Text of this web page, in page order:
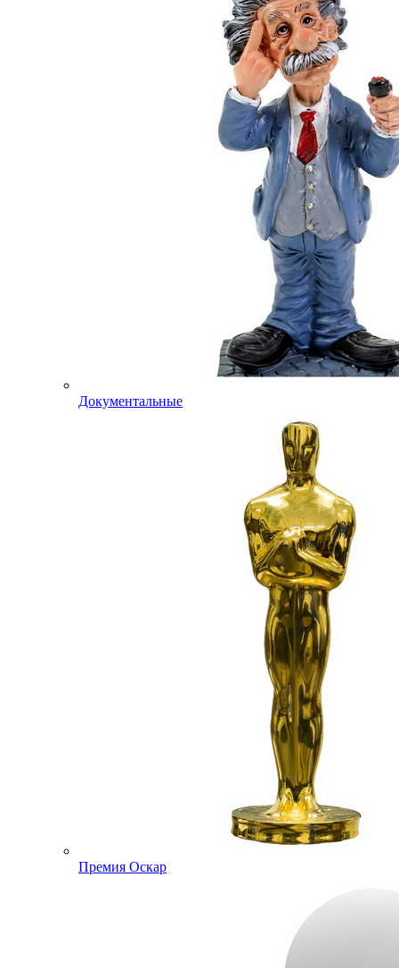
Документальные
Премия Оскар